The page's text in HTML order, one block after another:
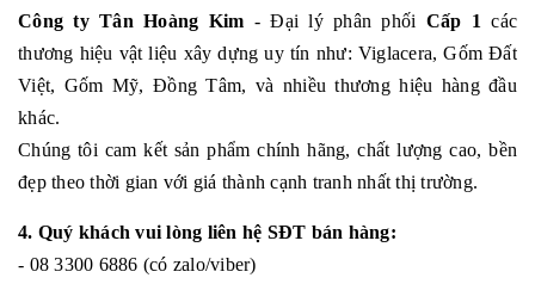
Công ty Tân Hoàng Kim - Đại lý phân phối Cấp 1 các
thương hiệu vật liệu xây dựng uy tín như: Viglacera, Gốm Đất
Việt, Gốm Mỹ, Đồng Tâm, và nhiều thương hiệu hàng đầu
khác.
Chúng tôi cam kết sản phẩm chính hãng, chất lượng cao, bền
đẹp theo thời gian với giá thành cạnh tranh nhất thị trường.
4. Quý khách vui lòng liên hệ SĐT bán hàng:
- 08 3300 6886 (có zalo/viber)